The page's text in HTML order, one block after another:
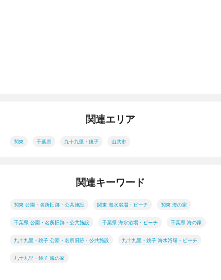
関連エリア
関東 千葉県 九十九里・銚子 山武市
関連キーワード
関東 公園・名所旧跡・公共施設 関東 海水浴場・ビーチ 関東 海の家
千葉県 公園・名所旧跡・公共施設 千葉県 海水浴場・ビーチ 千葉県 海の家
九十九里・銚子 公園・名所旧跡・公共施設 九十九里・銚子 海水浴場・ビーチ
九十九里・銚子 海の家